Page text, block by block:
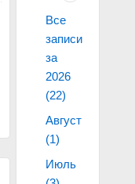
Все
записи
за
2026
(22)
Август
(1)
Июль